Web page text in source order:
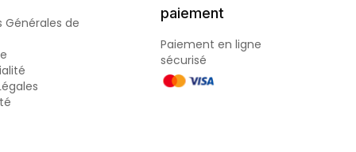
Générales de
paiement
Paiement en ligne
sécurisé